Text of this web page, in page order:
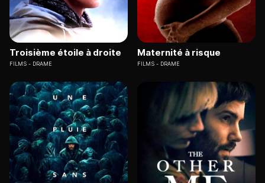
Troisième étoile à droite
FILMS DRAME
Maternité à risque
FILMS DRAME